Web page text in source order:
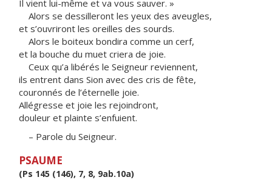
Il vient lui-même et va vous sauver. »
Alors se dessilleront les yeux des aveugles,
et s’ouvriront les oreilles des sourds.
Alors le boiteux bondira comme un cerf,
et la bouche du muet criera de joie.
Ceux qu’a libérés le Seigneur reviennent,
ils entrent dans Sion avec des cris de fête,
couronnés de l’éternelle joie.
Allégresse et joie les rejoindront,
douleur et plainte s’enfuient.
– Parole du Seigneur.
PSAUME
(Ps 145 (146), 7, 8, 9ab.10a)